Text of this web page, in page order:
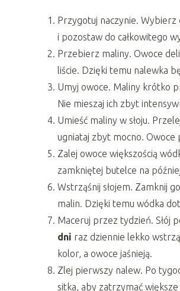
Przygotuj naczynie. Wybierz
i pozostaw do całkowitego
Przebierz maliny. Owoce
liście. Dzięki temu nalewka
Umyj owoce. Maliny krótko
Nie mieszaj ich zbyt
Umieść maliny w słoju.
ugniataj zbyt mocno. Owoce
Zalej owoce większością
zamkniętej butelce na
Wstrząśnij słojem. Zamknij
malin. Dzięki temu wódka
Maceruj przez tydzień. Słój
dni raz dziennie lekko
kolor, a owoce jaśnieją.
Zlej pierwszy nalew. Po
sitka, aby zatrzymać